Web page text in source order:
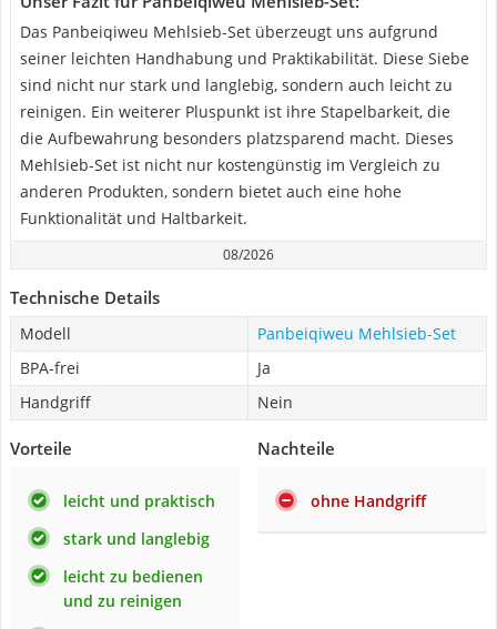
Das Panbeiqiweu Mehlsieb-Set überzeugt uns aufgrund
seiner leichten Handhabung und Praktikabilität. Diese Siebe
sind nicht nur stark und langlebig, sondern auch leicht zu
reinigen. Ein weiterer Pluspunkt ist ihre Stapelbarkeit, die
die Aufbewahrung besonders platzsparend macht. Dieses
Mehlsieb-Set ist nicht nur kostengünstig im Vergleich zu
anderen Produkten, sondern bietet auch eine hohe
Funktionalität und Haltbarkeit.
08/2026
Technische Details
Modell
Panbeiqiweu Mehlsieb-Set
BPA-frei
Ja
Handgriff
Nein
Vorteile
leicht und praktisch
stark und langlebig
leicht zu bedienen
und zu reinigen
Nachteile
ohne Handgriff